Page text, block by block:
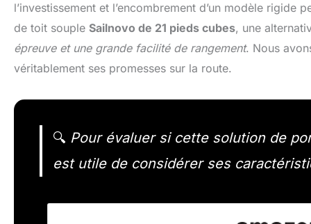
l’investissement et l’encombrement d’un modèle rigide
de toit souple Sailnovo de 21 pieds cubes, une
épreuve et une grande facilité de rangement. Nous
véritablement ses promesses sur la route.
🔍 Pour évaluer si cette solution de
est utile de considérer ses